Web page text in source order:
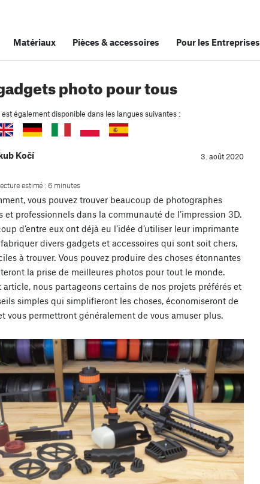
Matériaux Pièces &accessoires Pour les Entreprises
photo pour tous
également disponible dans les langues suivantes :
Kočí 3. août 2020
estimé : 6 minutes
vous pouvez trouver beaucoup de photographes
et professionnels dans la communauté de l’impression 3D.
d’entre eux ont déjà eu l’idée d’utiliser leur imprimante
divers gadgets et accessoires qui sont soit chers,
à trouver. Vous pouvez produire des choses étonnantes
la prise de meilleures photos pour tout le monde.
article, nous partageons certains de nos projets préférés et
simples qui simplifieront les choses, économiseront de
vous permettront généralement de vous amuser plus.